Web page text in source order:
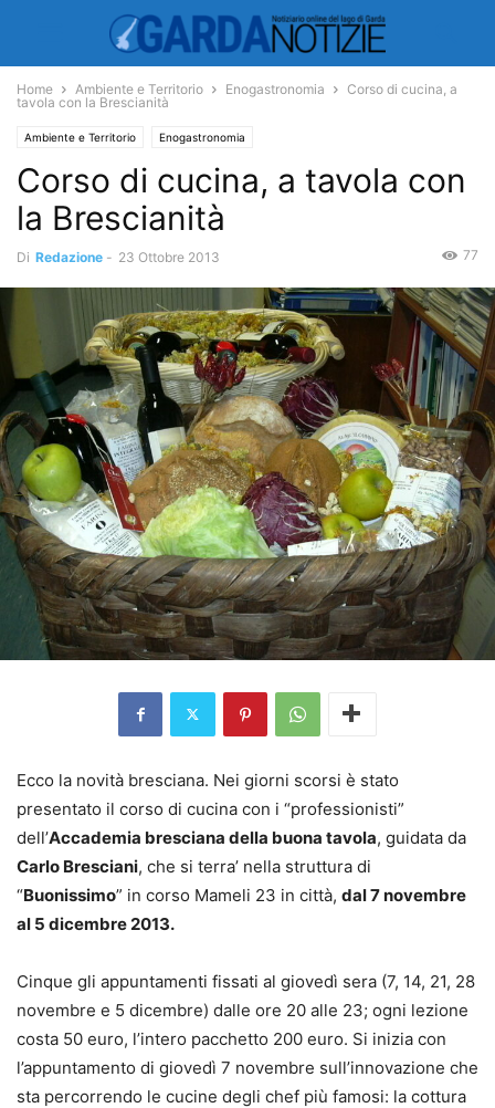
Home Ambiente e Territorio Enogastronomia
Corso di cucina, a
tavola con la Brescianità
Ambiente e Territorio Enogastronomia
Corso di cucina, a tavola con
la Brescianità
Di Redazione - 23 Ottobre 2013 77
Ecco la novità bresciana. Nei giorni scorsi è stato
presentato il corso di cucina con i “professionisti”
dell’Accademia bresciana della buona tavola, guidata da
Carlo Bresciani, che si terra’ nella struttura di
“Buonissimo” in corso Mameli 23 in città, dal 7 novembre
al 5 dicembre 2013.
Cinque gli appuntamenti fissati al giovedì sera (7, 14, 21, 28
novembre e 5 dicembre) dalle ore 20 alle 23; ogni lezione
costa 50 euro, l’intero pacchetto 200 euro. Si inizia con
l’appuntamento di giovedì 7 novembre sull’innovazione che
sta percorrendo le cucine degli chef più famosi: la cottura